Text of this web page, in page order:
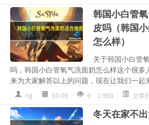
韩国小白管
皮吗（韩国
怎么样）
关于韩国小白管
吗，韩国小白管氧气洗面奶怎么样这个很多
来为大家解答以上的问题，现在让我们一起
hg 03-09 0 953 文章
冬天在家不